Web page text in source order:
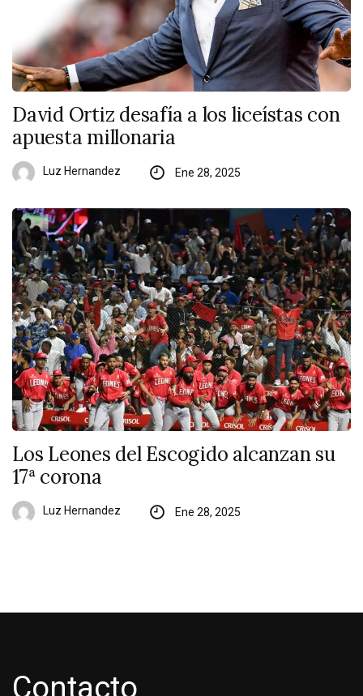
David Ortiz desafía a los liceístas con
apuesta millonaria
Luz Hernandez Ene 28, 2025
Los Leones del Escogido alcanzan su
17ª corona
Luz Hernandez Ene 28, 2025
Contacto